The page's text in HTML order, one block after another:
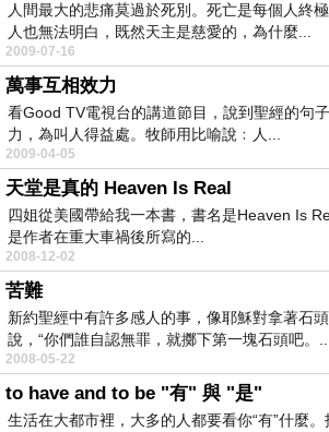
人間最大的悲痛莫過於死別。死亡是每個人終
人也無法明白，既然天主是慈愛的，為什麼...
2009-07-16
萬事互相效力
看Good TV電視台的講道節目，說到聖經的句
力，為叫人得益處。牧師用比喻說﹕人...
2009-04-05
天堂是真的 Heaven Is Real
四姐從美國帶給我一本書，書名是Heaven Is
是作者在重大車禍後所寫的...
2008-12-02
苦難
新約聖經中有許多感人的事，像耶穌對拿著石
說，“你們誰自認無罪，就擲下第一塊石頭吧。...
2008-05-22
to have and to be "有" 與 "是"
生活在大都市裡，大多的人都要看你“有”什麼